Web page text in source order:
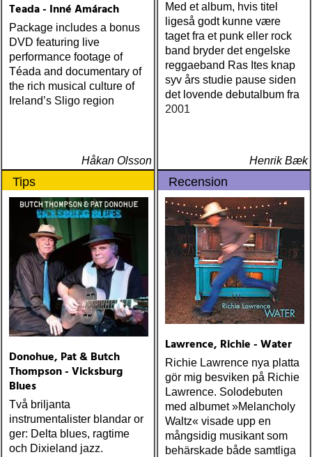
Teada - Inné Amárach
Package includes a bonus
DVD featuring live
performance footage of
Téada and documentary of
the rich musical culture of
Ireland’s Sligo region
Håkan Olsson
Med et album, hvis titel
ligeså godt kunne være
taget fra et punk eller rock
band bryder det engelske
reggaeband Ras Ites knap
syv års studie pause siden
det lovende debutalbum fra
2001
Henrik Bæk
Tips
Donohue, Pat & Butch
Thompson - Vicksburg
Blues
Två briljanta
instrumentalister blandar or
ger: Delta blues, ragtime
och Dixieland jazz.
Recension
Lawrence, Richie - Water
Richie Lawrence nya platta
gör mig besviken på Richie
Lawrence. Solodebuten
med albumet »Melancholy
Waltz« visade upp en
mångsidig musikant som
behärskade både samtliga